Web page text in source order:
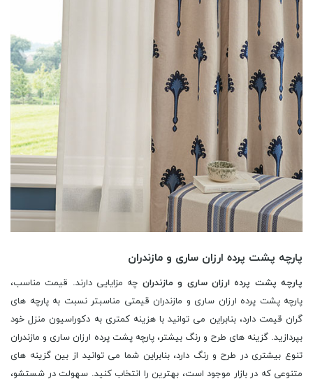
پارچه پشت پرده ارزان ساری و مازندران
پارچه پشت پرده ارزان ساری و مازندران چه مزایایی دارند. قیمت مناسب،
پارچه پشت پرده ارزان ساری و مازندران قیمتی مناسبتر نسبت به پارچه های
گران قیمت دارد، بنابراین می توانید با هزینه کمتری به دکوراسیون منزل خود
بپردازید. گزینه های طرح و رنگ بیشتر، پارچه پشت پرده ارزان ساری و مازندران
تنوع بیشتری در طرح و رنگ دارد، بنابراین شما می توانید از بین گزینه های
متنوعی که در بازار موجود است، بهترین را انتخاب کنید. سهولت در شستشو،